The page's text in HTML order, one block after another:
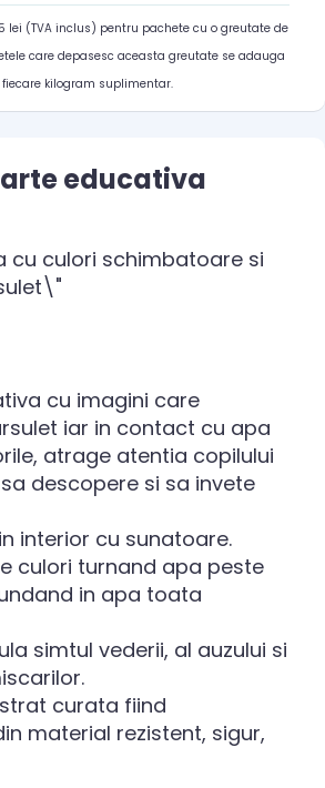
lei (TVA inclus) pentru pachete cu o greutate de
care depasesc aceasta greutate se adauga
kilogram suplimentar.
educativa
cu culori schimbatoare si
cu imagini care
iar in contact cu apa
atrage atentia copilului
descopere si sa invete
interior cu sunatoare.
culori turnand apa peste
in apa toata
simtul vederii, al auzului si
curata fiind
material rezistent, sigur,